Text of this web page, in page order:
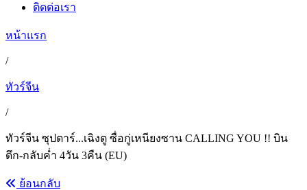
ติดต่อเรา
หน้าแรก
/
ทัวร์จีน
/
ทัวร์จีน ซุปตาร์...เฉิงตู ซื่อกู่เหนียงซาน CALLING YOU !! บิน
ดึก-กลับค่ำ 4วัน 3คืน (EU)
ย้อนกลับ